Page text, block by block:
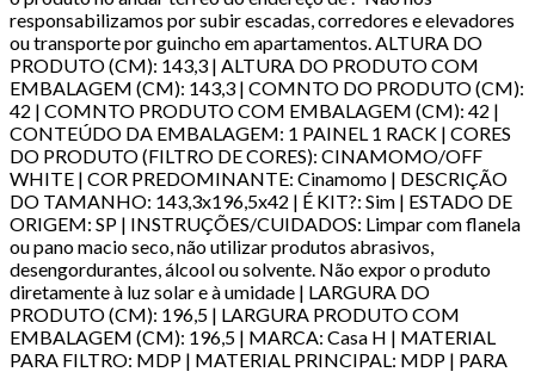
responsabilizamos por subir escadas, corredores e elevadores
ou transporte por guincho em apartamentos. ALTURA DO
PRODUTO (CM): 143,3 | ALTURA DO PRODUTO COM
EMBALAGEM (CM): 143,3 | COMNTO DO PRODUTO (CM):
42 | COMNTO PRODUTO COM EMBALAGEM (CM): 42 |
CONTEÚDO DA EMBALAGEM: 1 PAINEL 1 RACK | CORES
DO PRODUTO (FILTRO DE CORES): CINAMOMO/OFF
WHITE | COR PREDOMINANTE: Cinamomo | DESCRIÇÃO
DO TAMANHO: 143,3x196,5x42 | É KIT?: Sim | ESTADO DE
ORIGEM: SP | INSTRUÇÕES/CUIDADOS: Limpar com flanela
ou pano macio seco, não utilizar produtos abrasivos,
desengordurantes, álcool ou solvente. Não expor o produto
diretamente à luz solar e à umidade | LARGURA DO
PRODUTO (CM): 196,5 | LARGURA PRODUTO COM
EMBALAGEM (CM): 196,5 | MARCA: Casa H | MATERIAL
PARA FILTRO: MDP | MATERIAL PRINCIPAL: MDP | PARA